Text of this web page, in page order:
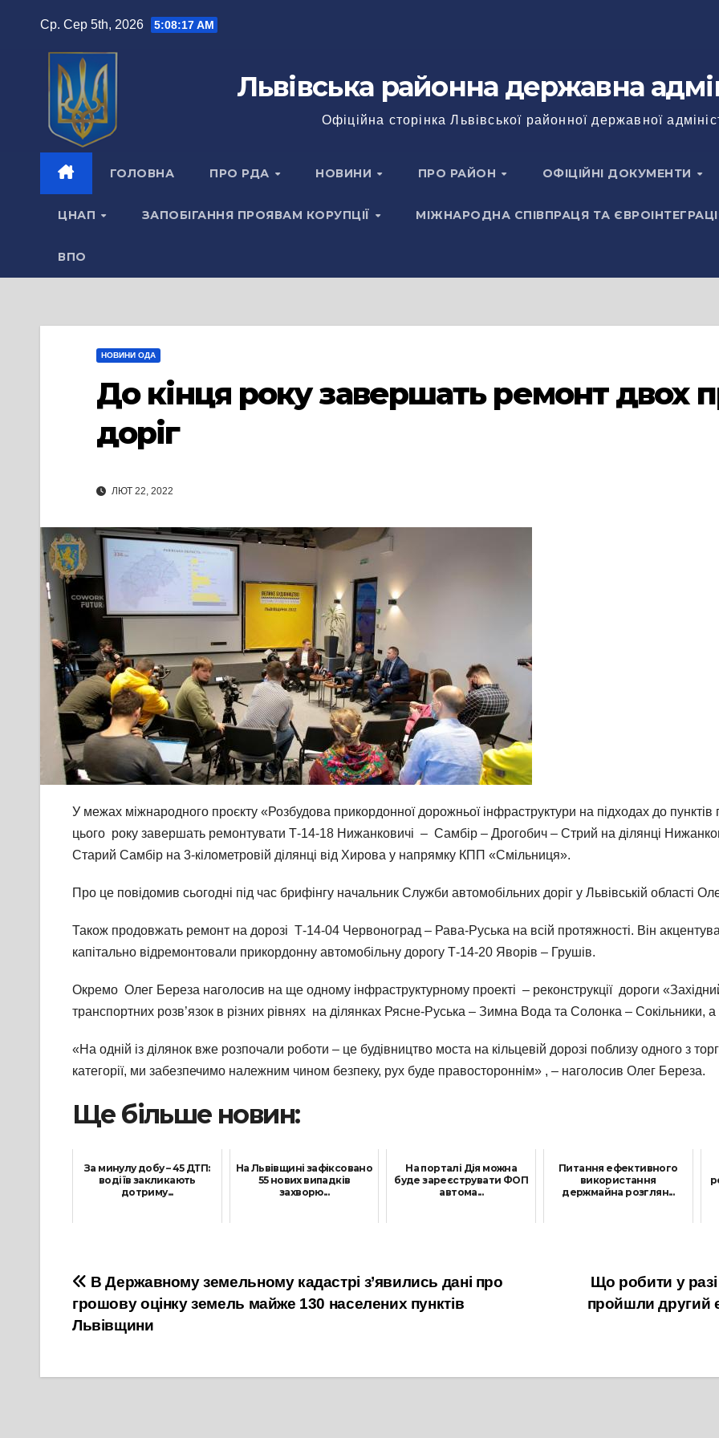
Ср. Сер 5th, 2026 5:08:18 AM
Львівська районна державна
Офіційна сторінка Львівської районної державної
ГОЛОВНА ПРО РДА НОВИНИ ПРО РАЙОН ОФІЦІЙНІ ДОКУМЕНТИ
ЦНАП ЗАПОБІГАННЯ ПРОЯВАМ КОРУПЦІЇ МІЖНАРОДНА СПІВПРАЦЯ ТА
ВПО
НОВИНИ ОДА
До кінця року завершать ремонт двох
доріг
ЛЮТ 22, 2022
У межах міжнародного проєкту «Розбудова прикордонної дорожньої інфраструктури на підходах до пунктів
цього року завершать ремонтувати Т-14-18 Нижанковичі – Самбір – Дрогобич – Стрий на ділянці
Старий Самбір на 3-кілометровій ділянці від Хирова у напрямку КПП «Смільниця».
Про це повідомив сьогодні під час брифінгу начальник Служби автомобільних доріг у Львівській області
Також продовжать ремонт на дорозі Т-14-04 Червоноград – Рава-Руська на всій протяжності. Він
капітально відремонтовали прикордонну автомобільну дорогу Т-14-20 Яворів – Грушів.
Окремо Олег Береза наголосив на ще одному інфраструктурному проекті – реконструкції дороги
транспортних розв’язок в різних рівнях на ділянках Рясне-Руська – Зимна Вода та Солонка – Сокільники,
«На одній із ділянок вже розпочали роботи – це будівництво моста на кільцевій дорозі поблизу одного з
категорії, ми забезпечимо належним чином безпеку, рух буде правостороннім» , – наголосив Олег Береза.
Ще більше новин:
За минулу добу – 45 ДТП:
водіїв закликають
дотриму...
На Львівщині зафіксовано
55 нових випадків
захворю...
На порталі Дія можна
буде зареєструвати ФОП
автома...
Питання ефективного
використання
держмайна розглян...
Навігація
записів
Що робити у
пройшли другий
В Державному земельному кадастрі з’явились дані про
грошову оцінку земель майже 130 населених пунктів
Львівщини